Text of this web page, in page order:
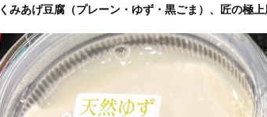
くみあげ豆腐（プレーン・ゆず・黒ごま）、匠の極上